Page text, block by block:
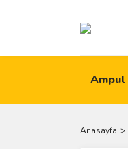
Ampul
Anasayfa